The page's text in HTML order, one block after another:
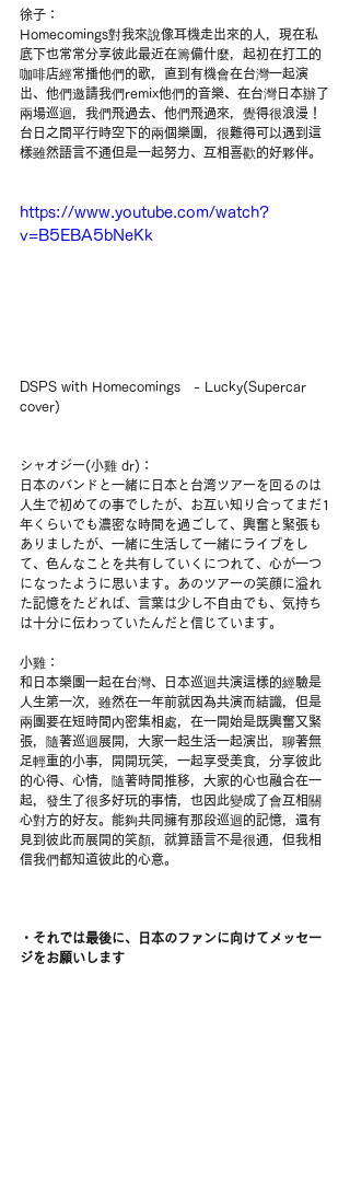
徐子：
Homecomings對我來說像耳機走出來的人，現在私
底下也常常分享彼此最近在籌備什麼，起初在打工的
咖啡店經常播他們的歌，直到有機會在台灣一起演
出、他們邀請我們remix他們的音樂、在台灣日本辦了
兩場巡迴，我們飛過去、他們飛過來，覺得很浪漫！
台日之間平行時空下的兩個樂團，很難得可以遇到這
樣雖然語言不通但是一起努力、互相喜歡的好夥伴。
https://www.youtube.com/watch?
v=B5EBA5bNeKk
DSPS with Homecomings　- Lucky(Supercar
cover)
シャオジー(小雞 dr)：
日本のバンドと一緒に日本と台湾ツアーを回るのは
人生で初めての事でしたが、お互い知り合ってまだ1
年くらいでも濃密な時間を過ごして、興奮と緊張も
ありましたが、一緒に生活して一緒にライブをし
て、色んなことを共有していくにつれて、心が一つ
になったように思います。あのツアーの笑顔に溢れ
た記憶をたどれば、言葉は少し不自由でも、気持ち
は十分に伝わっていたんだと信じています。
小雞：
和日本樂團一起在台灣、日本巡迴共演這樣的經驗是
人生第一次，雖然在一年前就因為共演而結識，但是
兩團要在短時間內密集相處，在一開始是既興奮又緊
張，隨著巡迴展開，大家一起生活一起演出，聊著無
足輕重的小事，開開玩笑，一起享受美食，分享彼此
的心得、心情，隨著時間推移，大家的心也融合在一
起，發生了很多好玩的事情，也因此變成了會互相關
心對方的好友。能夠共同擁有那段巡迴的記憶，還有
見到彼此而展開的笑顏，就算語言不是很通，但我相
信我們都知道彼此的心意。
・それでは最後に、日本のファンに向けてメッセー
ジをお願いします